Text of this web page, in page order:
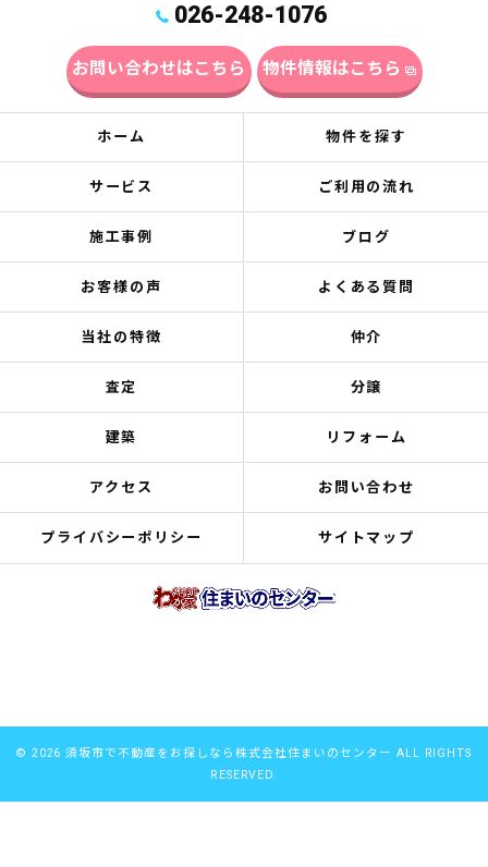
026-248-1076
お問い合わせはこちら 物件情報はこちら
ホーム 物件を探す
サービス ご利用の流れ
施工事例 ブログ
お客様の声 よくある質問
当社の特徴 仲介
査定 分譲
建築 リフォーム
アクセス お問い合わせ
プライバシーポリシー サイトマップ
© 2026 須坂市で不動産をお探しなら株式会社住まいのセンター ALL RIGHTS
RESERVED.